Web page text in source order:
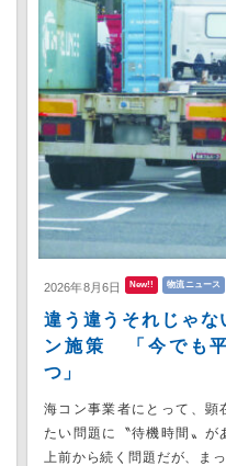
2026年8月6日 New!! 物流ニュース
違う違うそれじゃ
ン施策 「今でも
つ」
海コン事業者にとって、顕
たい問題に〝待機時間〟が
上前から続く問題だが、ま